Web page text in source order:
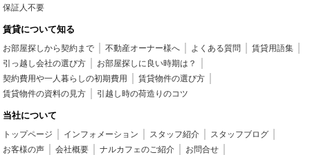
保証人不要
賃貸について知る
お部屋探しから契約まで 不動産オーナー様へ よくある質問
賃貸用語集
引っ越し会社の選び方
お部屋探しに良い時期は？
契約費用や一人暮らしの初期費用
賃貸物件の選び方
賃貸物件の資料の見方
引越し時の荷造りのコツ
当社について
トップページ インフォメーション スタッフ紹介
スタッフブログ
お客様の声
会社概要 ナルカフェのご紹介
お問合せ